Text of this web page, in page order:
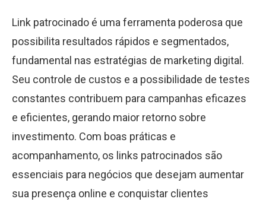
Link patrocinado é uma ferramenta poderosa que
possibilita resultados rápidos e segmentados,
fundamental nas estratégias de marketing digital.
Seu controle de custos e a possibilidade de testes
constantes contribuem para campanhas eficazes
e eficientes, gerando maior retorno sobre
investimento. Com boas práticas e
acompanhamento, os links patrocinados são
essenciais para negócios que desejam aumentar
sua presença online e conquistar clientes